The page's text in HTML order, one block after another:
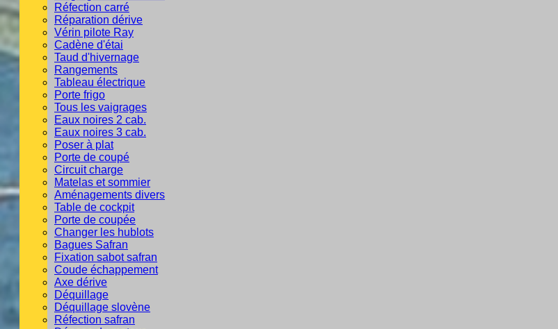
Réfection carré
Réparation dérive
Vérin pilote Ray
Cadène d'étai
Taud d'hivernage
Rangements
Tableau électrique
Porte frigo
Tous les vaigrages
Eaux noires 2 cab.
Eaux noires 3 cab.
Poser à plat
Porte de coupé
Circuit charge
Matelas et sommier
Aménagements divers
Table de cockpit
Porte de coupée
Changer les hublots
Bagues Safran
Fixation sabot safran
Coude échappement
Axe dérive
Déquillage
Déquillage slovène
Réfection safran